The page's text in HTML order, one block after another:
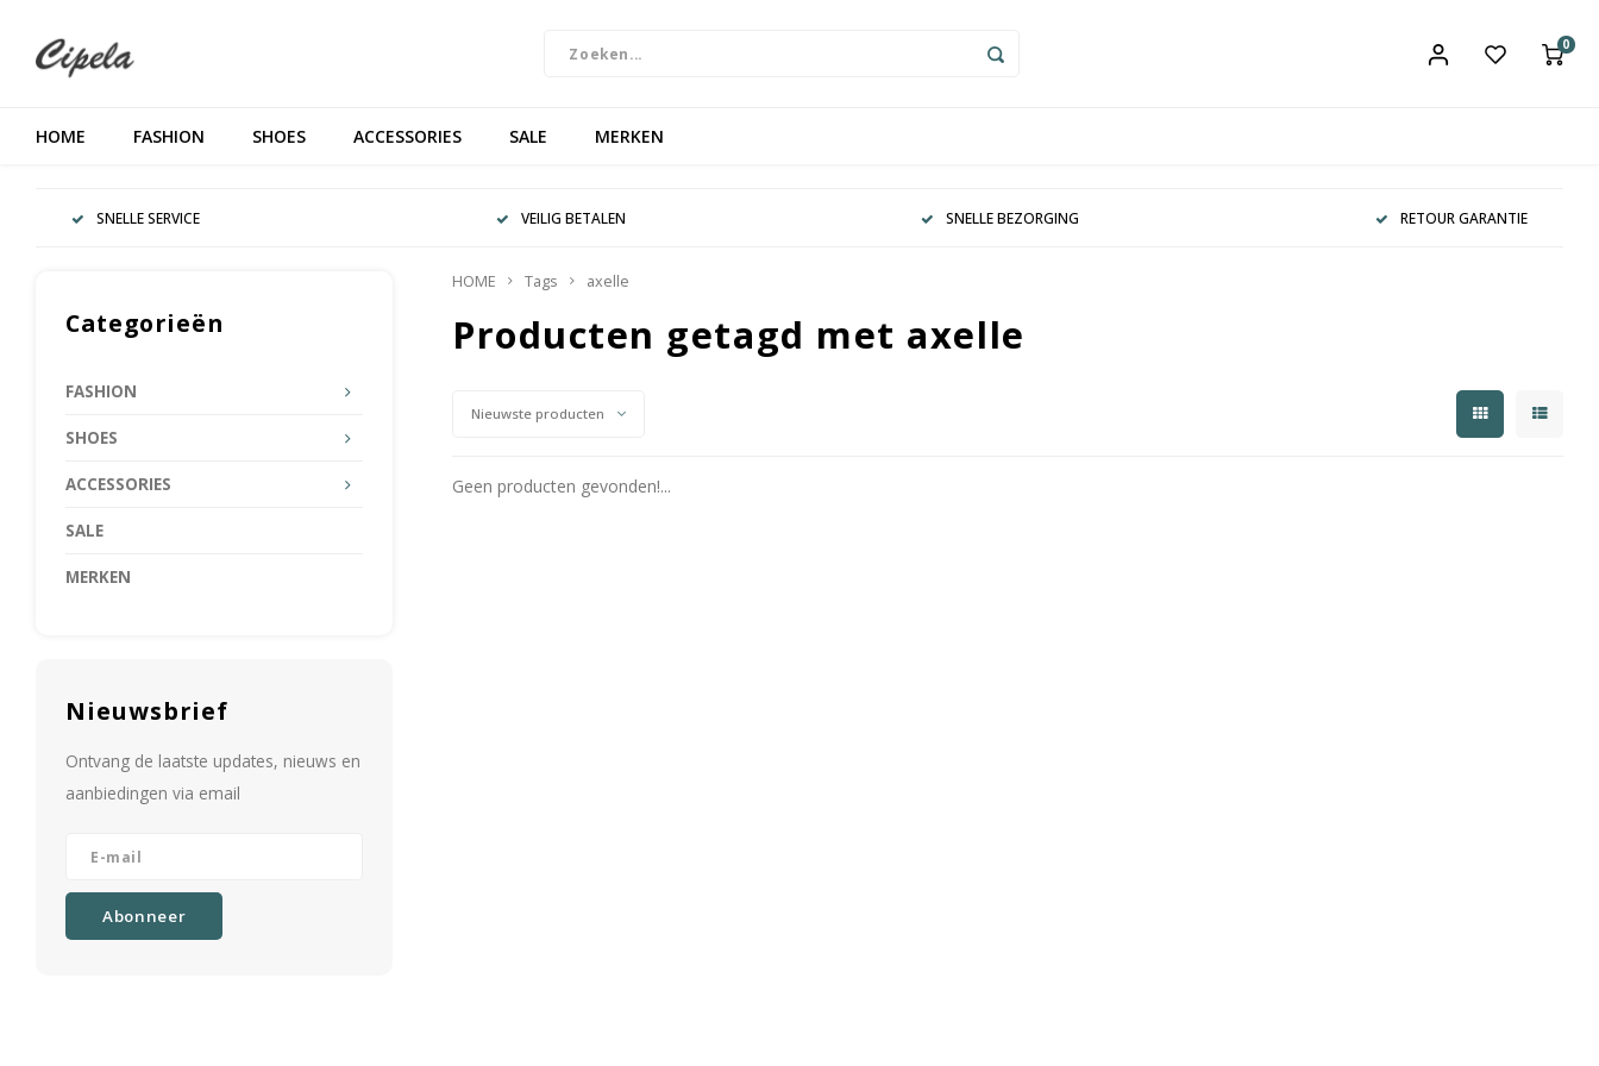
0
HOME FASHION SHOES ACCESSORIES SALE MERKEN
SNELLE SERVICE VEILIG BETALEN SNELLE BEZORGING RETOUR GARANTIE
Categorieën
FASHION
SHOES
ACCESSORIES
SALE
MERKEN
Nieuwsbrief
Ontvang de laatste updates, nieuws en
aanbiedingen via email
Abonneer
HOME Tags axelle
Producten getagd met axelle
Nieuwste producten
Geen producten gevonden!...